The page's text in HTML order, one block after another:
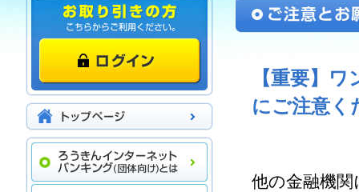
【重要】
にご注意く
他の金融機